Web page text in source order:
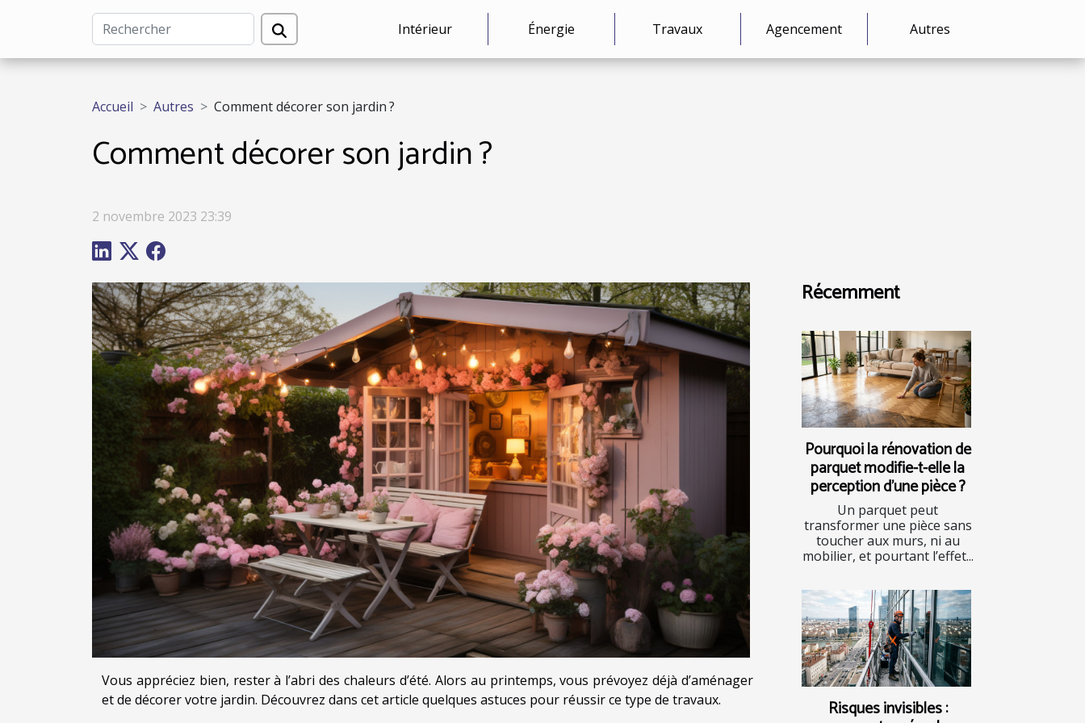
Intérieur Énergie Travaux Agencement Autres
Accueil Autres Comment décorer son jardin ?
Comment décorer son jardin ?
2 novembre 2023 23:39
Vous appréciez bien, rester à l’abri des chaleurs d’été. Alors au printemps, vous prévoyez déjà d’aménager
et de décorer votre jardin. Découvrez dans cet article quelques astuces pour réussir ce type de travaux.
Récemment
Pourquoi la rénovation de
parquet modifie-t-elle la
perception d'une pièce ?
Un parquet peut
transformer une pièce sans
toucher aux murs, ni au
mobilier, et pourtant l’effet...
Risques invisibles :